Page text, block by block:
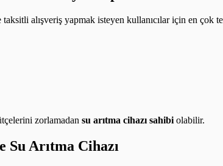
alışveriş yapmak isteyen kullanıcılar için en çok
zorlamadan su arıtma cihazı sahibi olabilir.
Arıtma Cihazı